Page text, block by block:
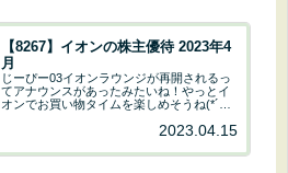
【8267】イオンの株主優待 2023年4
月
じーぴー03イオンラウンジが再開されるっ
てアナウンスがあったみたいね！やっとイ
オンでお買い物タイムを楽しめそうね(*´ω
ょこっと使い勝手が変わる様ですよ。今回
ま...
2023.04.15